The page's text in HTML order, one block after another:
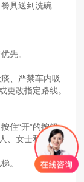
具送到洗碗
先。
、严禁车内吸
更改指定路线。
住“开”的按钮，
、女士和长者优
。